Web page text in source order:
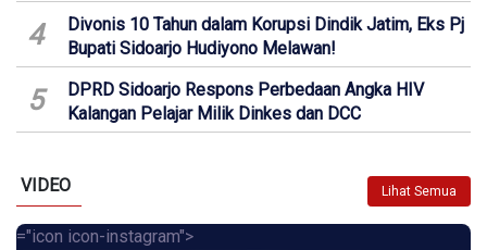
4
Divonis 10 Tahun dalam Korupsi Dindik Jatim, Eks Pj
Bupati Sidoarjo Hudiyono Melawan!
5
DPRD Sidoarjo Respons Perbedaan Angka HIV
Kalangan Pelajar Milik Dinkes dan DCC
VIDEO Lihat Semua
="icon icon-instagram">